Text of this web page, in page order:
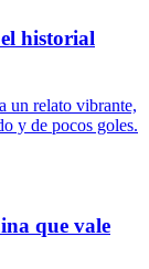
historial
un relato vibrante,
y de pocos goles.
que vale